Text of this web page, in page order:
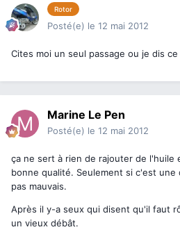
Rotor
Posté(e) le 12 mai 2012
Cites moi un seul passage ou je dis
Marine Le Pen
Posté(e) le 12 mai 2012
ça ne sert à rien de rajouter de l'huile
bonne qualité. Seulement si c'est
pas mauvais.
Après il y-a seux qui disent qu'il faut
un vieux débât.